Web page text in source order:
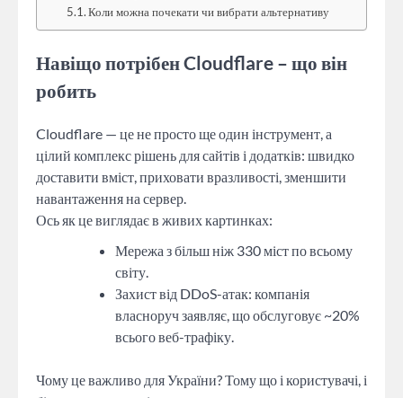
Коли можна почекати чи вибрати альтернативу
Навіщо потрібен Cloudflare – що він
робить
Cloudflare — це не просто ще один інструмент, а
цілий комплекс рішень для сайтів і додатків: швидко
доставити вміст, приховати вразливості, зменшити
навантаження на сервер.
Ось як це виглядає в живих картинках:
Мережа з більш ніж 330 міст по всьому
світу.
Захист від DDoS-атак: компанія
власноруч заявляє, що обслуговує ~20%
всього веб-трафіку.
Чому це важливо для України? Тому що і користувачі, і